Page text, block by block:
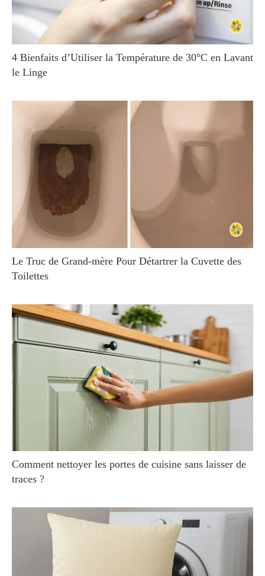
4 Bienfaits d’Utiliser la Température de 30°C en Lavant
le Linge
Le Truc de Grand-mère Pour Détartrer la Cuvette des
Toilettes
Comment nettoyer les portes de cuisine sans laisser de
traces ?